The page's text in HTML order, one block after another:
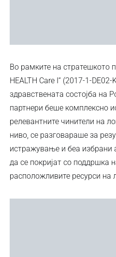
Во рамките на стратешкото
HEALTH Care I“ (2017-1-DE02-
здравствената состојба на
партнери беше комплексно
релевантните чинители на
ниво, се разговараше за
истражување и беа избрани
да се покријат со поддршка
расположливите ресурси на